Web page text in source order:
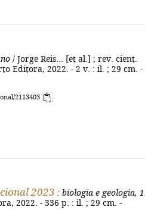
/ Jorge Reis... [et al.] ; rev. cient.
Editora, 2022. - 2 v. : il. ; 29 cm. -
2113403
2023 : biologia e geologia,
2022. - 336 p. : il. ; 29 cm. -